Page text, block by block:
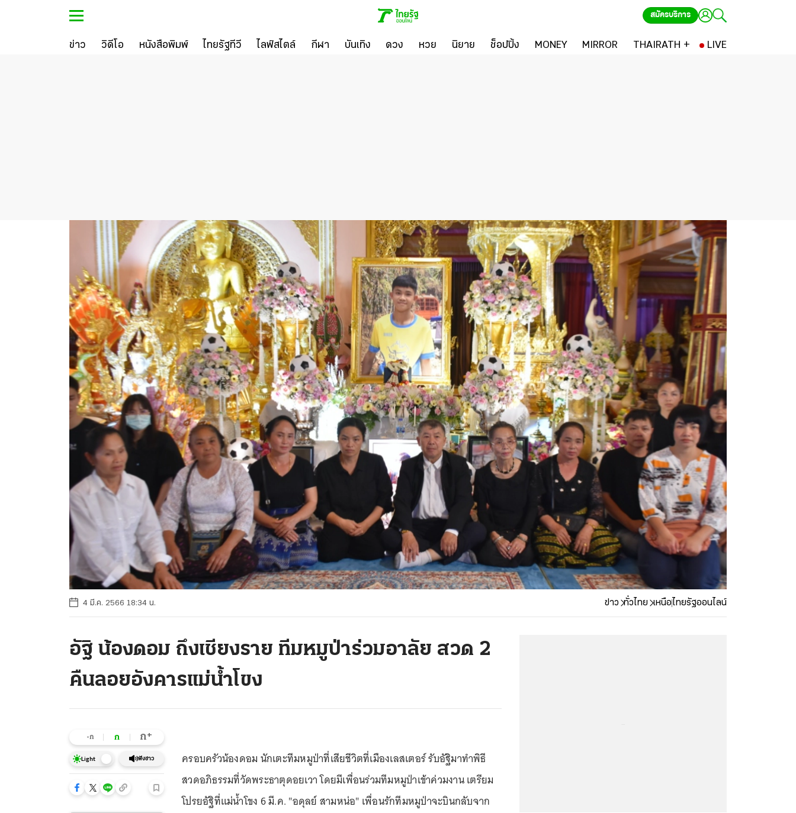
สมัครบริการ
ข่าว วิดีโอ หนังสือพิมพ์ ไทยรัฐทีวี ไลฟ์สไตล์ กีฬา บันเทิง ดวง หวย นิยาย ช็อปปิ้ง MONEY MIRROR THAIRATH + LIVE
4 มี.ค. 2566 18:34 น. ข่าว ทั่วไทย เหนือไทยรัฐออนไลน์
อัฐิ น้องดอม ถึงเชียงราย ทีมหมูป่าร่วมอาลัย สวด 2
คืนลอยอังคารแม่น้ำโขง
-ก ก ก+
Light ฟังข่าว
ครอบครัวน้องดอม นักเตะทีมหมูป่าที่เสียชีวิตที่เมืองเลสเตอร์ รับอัฐิมาทำพิธี
สวดอภิธรรมที่วัดพระธาตุดอยเวา โดยมีเพื่อนร่วมทีมหมูป่าเข้าค่วมงาน เตรียม
โปรยอัฐิที่แม่น้ำโขง 6 มี.ค. "อดุลย์ สามหน่อ" เพื่อนรักทีมหมูป่าจะบินกลับจาก